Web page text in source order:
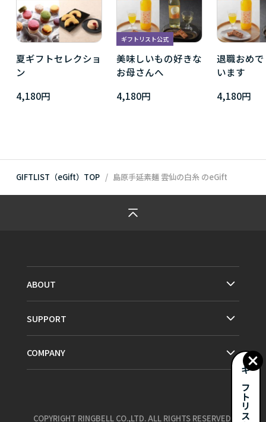
夏ギフトセレクショ
ン
4,180円
ギフトリスト公式
美味しいもの好きな
お母さんへ
4,180円
退職おめ
います
4,180円
GIFTLIST（eGift）TOP 島原手延素麺 雲仙の白糸 のeGift
ABOUT
SUPPORT
COMPANY
COPYRIGHT RINGBELL CO.,LTD. ALL RIGHTS RESERVED.